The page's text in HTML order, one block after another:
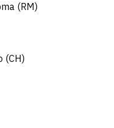
(RM)
(CH)